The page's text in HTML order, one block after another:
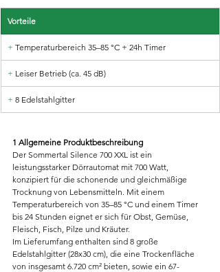
Vorteile
+ Temperaturbereich 35–85 °C + 24h Timer
+ Leiser Betrieb (ca. 45 dB)
+ 8 Edelstahlgitter
1 Allgemeine Produktbeschreibung
Der Sommertal Silence 700 XXL ist ein
leistungsstarker Dörrautomat mit 700 Watt,
konzipiert für die schonende und gleichmäßige
Trocknung von Lebensmitteln. Mit einem
Temperaturbereich von 35–85 °C und einem Timer
bis 24 Stunden eignet er sich für Obst, Gemüse,
Fleisch, Fisch, Pilze und Kräuter.
Im Lieferumfang enthalten sind 8 große
Edelstahlgitter (28x30 cm), die eine Trockenfläche
von insgesamt 6.720 cm² bieten, sowie ein 67-